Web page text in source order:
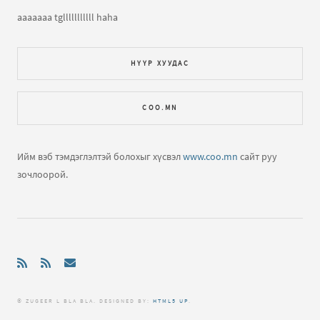
hamtlag shuu ter tusmaa ogiinoo sak shu tana hamtlagt
egchee bi zuger l tantai uulzaj uzmeer bna yahuu ..
Жэнни – Хүүш Дамдинбичлэгтnyamka (зочин):hi bi
Жэнни – Хүүш Дамдин
bi yantai hamtarch duulahiig..
Milky way - 2 uulaa
aaaaaaa tglllllllllll haha
НҮҮР ХУУДАС
COO.MN
Ийм вэб тэмдэглэлтэй болохыг хүсвэлwww.coo.mn сайт руу
зочлоорой.
© ZUGEER L BLA BLA. DЕSIGNED BY: HTML5 UP